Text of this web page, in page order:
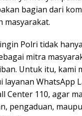
bagian dari
masyarakat.
Polri tidak
mitra
Untuk itu, kami
layanan WhatsApp
Center 110, agar
pengaduan,